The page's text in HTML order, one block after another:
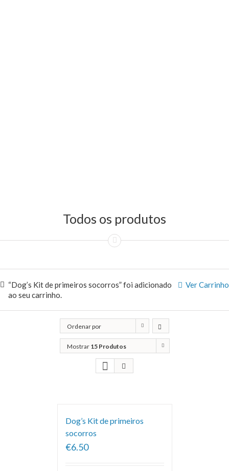
Todos os produtos
Ver Carrinho
“Dog’s Kit de primeiros socorros” foi adicionado
ao seu carrinho.
Ordenar por
Classificação
Mostrar 15 Produtos
Dog’s Kit de primeiros
socorros
€6.50